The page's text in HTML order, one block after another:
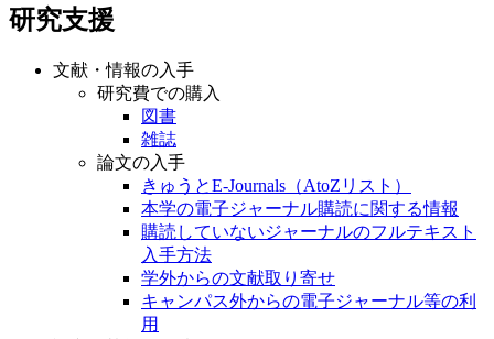
研究支援
文献・情報の入手
研究費での購入
図書
雑誌
論文の入手
きゅうとE-Journals（AtoZリスト）
本学の電子ジャーナル購読に関する情報
購読していないジャーナルのフルテキスト
入手方法
学外からの文献取り寄せ
キャンパス外からの電子ジャーナル等の利
用